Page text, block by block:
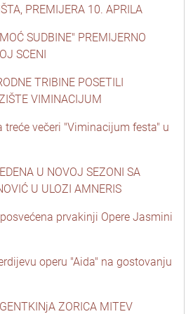
PREMIJERA 10. APRILA
SUDBINE" PREMIJERNO
SCENI
TRIBINE POSETILI
VIMINACIJUM
treće večeri "Viminacijum festa" u
U NOVOJ SEZONI SA
U ULOZI AMNERIS
prvakinji Opere Jasmini
operu "Aida" na gostovanju
ZORICA MITEV